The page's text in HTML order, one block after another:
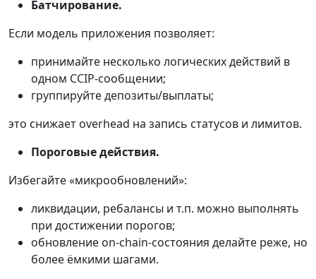
Батчирование.
Если модель приложения позволяет:
принимайте несколько логических действий в
одном CCIP-сообщении;
группируйте депозиты/выплаты;
это снижает overhead на запись статусов и лимитов.
Пороговые действия.
Избегайте «микрообновлений»:
ликвидации, ребалансы и т.п. можно выполнять
при достижении порогов;
обновление on-chain-состояния делайте реже, но
более ёмкими шагами.